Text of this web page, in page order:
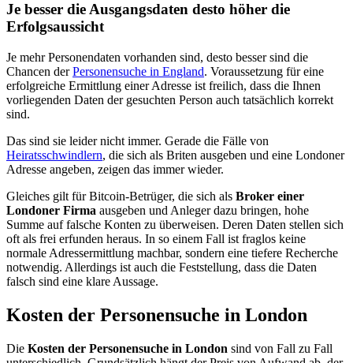
Je besser die Ausgangsdaten desto höher die
Erfolgsaussicht
Je mehr Personendaten vorhanden sind, desto besser sind die
Chancen derPersonensuche in England. Voraussetzung für eine
erfolgreiche Ermittlung einer Adresse ist freilich, dass die Ihnen
vorliegenden Daten der gesuchten Person auch tatsächlich korrekt
sind.
Das sind sie leider nicht immer. Gerade die Fälle von
Heiratsschwindlern, die sich als Briten ausgeben und eine Londoner
Adresse angeben, zeigen das immer wieder.
Gleiches gilt für Bitcoin-Betrüger, die sich als Broker einer
Londoner Firma ausgeben und Anleger dazu bringen, hohe
Summe auf falsche Konten zu überweisen. Deren Daten stellen sich
oft als frei erfunden heraus. In so einem Fall ist fraglos keine
normale Adressermittlung machbar, sondern eine tiefere Recherche
notwendig. Allerdings ist auch die Feststellung, dass die Daten
falsch sind eine klare Aussage.
Kosten der Personensuche in London
Die Kosten der Personensuche in London sind von Fall zu Fall